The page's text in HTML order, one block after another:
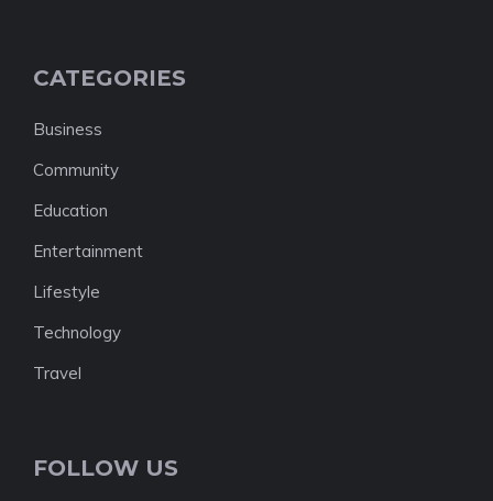
CATEGORIES
Business
Community
Education
Entertainment
Lifestyle
Technology
Travel
FOLLOW US